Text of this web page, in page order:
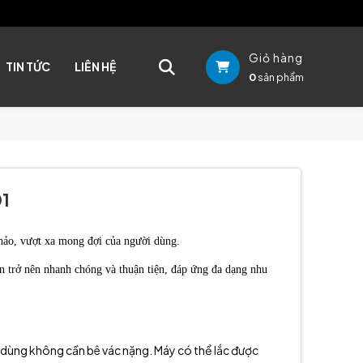
TIN TỨC LIÊN HỆ
Giỏ hàng
0sản phẩm
vượt xa mong đợi của người dùng.
trở nên nhanh chóng và thuận tiện, đáp ứng đa dạng nhu
không cần bê vác nặng. Máy có thể lắc được